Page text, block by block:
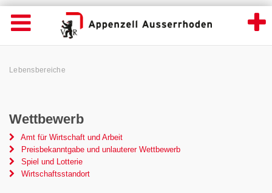
Lebensbereiche - Appenzell Ausserrhoden
Wichtige
Seiten
Home
Inhalt
Navigation öffnen
Inhalt
Pfadnavigation
Lebensbereiche
Wettbewerb
Amt für Wirtschaft und Arbeit
Preisbekanntgabe und unlauterer Wettbewerb
Spiel und Lotterie
Wirtschaftsstandort